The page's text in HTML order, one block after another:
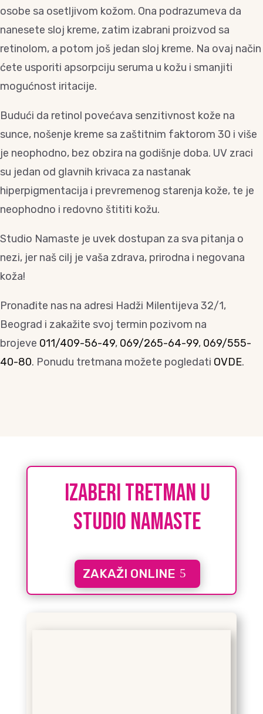
osobe sa osetljivom kožom. Ona podrazumeva da
nanesete sloj kreme, zatim izabrani proizvod sa
retinolom, a potom još jedan sloj kreme. Na ovaj način
ćete usporiti apsorpciju seruma u kožu i smanjiti
mogućnost iritacije.
Budući da retinol povećava senzitivnost kože na
sunce, nošenje kreme sa zaštitnim faktorom 30 i više
je neophodno, bez obzira na godišnje doba. UV zraci
su jedan od glavnih krivaca za nastanak
hiperpigmentacija i prevremenog starenja kože, te je
neophodno i redovno štititi kožu.
Studio Namaste je uvek dostupan za sva pitanja o
nezi, jer naš cilj je vaša zdrava, prirodna i negovana
koža!
Pronađite nas na adresi Hadži Milentijeva 32/1,
Beograd i zakažite svoj termin pozivom na
brojeve 011/409-56-49, 069/265-64-99, 069/555-
40-80. Ponudu tretmana možete pogledati OVDE.
IZABERI tretman u
studio namaste
ZAKAŽI ONLINE